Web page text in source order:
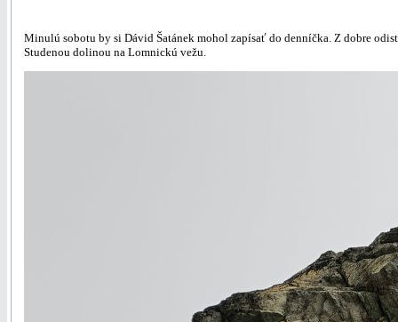
Minulú sobotu by si Dávid Šatánek mohol zapísať do denníčka. Z dobre
Studenou dolinou na Lomnickú vežu.